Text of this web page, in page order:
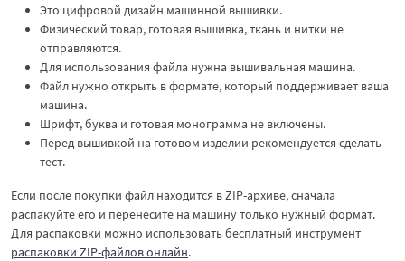
Это цифровой дизайн машинной вышивки.
Физический товар, готовая вышивка, ткань и нитки не
отправляются.
Для использования файла нужна вышивальная машина.
Файл нужно открыть в формате, который поддерживает ваша
машина.
Шрифт, буква и готовая монограмма не включены.
Перед вышивкой на готовом изделии рекомендуется сделать
тест.
Если после покупки файл находится в ZIP-архиве, сначала
распакуйте его и перенесите на машину только нужный формат.
Для распаковки можно использовать бесплатный инструмент
распаковки ZIP-файлов онлайн.